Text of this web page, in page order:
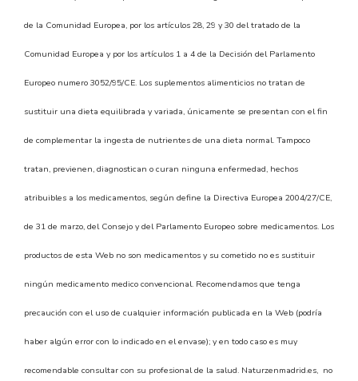
de la Comunidad Europea, por los artículos 28, 29 y 30 del tratado de la
Comunidad Europea y por los artículos 1 a 4 de la Decisión del Parlamento
Europeo numero 3052/95/CE. Los suplementos alimenticios no tratan de
sustituir una dieta equilibrada y variada, únicamente se presentan con el fin
de complementar la ingesta de nutrientes de una dieta normal. Tampoco
tratan, previenen, diagnostican o curan ninguna enfermedad, hechos
atribuibles a los medicamentos, según define la Directiva Europea 2004/27/CE,
de 31 de marzo, del Consejo y del Parlamento Europeo sobre medicamentos. Los
productos de esta Web no son medicamentos y su cometido no es sustituir
ningún medicamento medico convencional. Recomendamos que tenga
precaución con el uso de cualquier información publicada en la Web (podría
haber algún error con lo indicado en el envase); y en todo caso es muy
recomendable consultar con su profesional de la salud. Naturzenmadrid.es, no